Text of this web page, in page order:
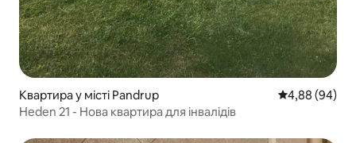
Квартира у місті Pandrup Середня
4,88 (94)
Heden 21 - Нова квартира для інвалідів